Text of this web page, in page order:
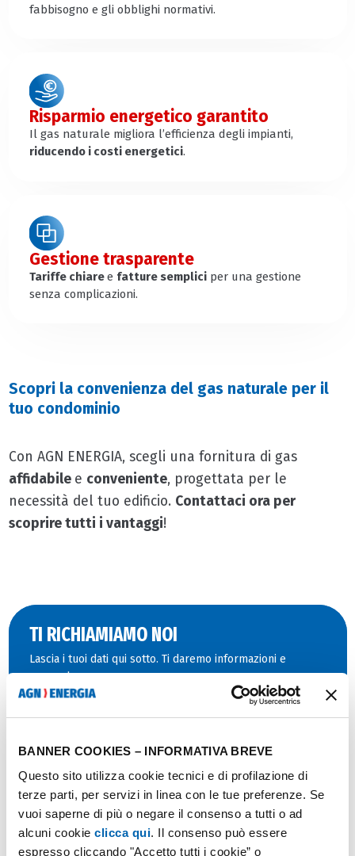
BANNER COOKIES – INFORMATIVA BREVE
Questo sito utilizza cookie tecnici e di profilazione di
terze parti, per servizi in linea con le tue preferenze. Se
vuoi saperne di più o negare il consenso a tutti o ad
alcuni cookie clicca qui. Il consenso può essere
espresso cliccando "Accetto tutti i cookie” o
fabbisogno e gli obblighi normativi.
Risparmio energetico garantito
Il gas naturale migliora l’efficienza degli impianti,
riducendo i costi energetici.
Gestione trasparente
Tariffe chiaree fatture sempliciper una gestione
senza complicazioni.
Scopri la convenienza del gas naturale per il
tuo condominio
Con AGN ENERGIA, scegli una fornitura di gas
affidabile e conveniente, progettata per le
necessità del tuo edificio. Contattaci ora per
scoprire tutti i vantaggi!
TI RICHIAMIAMO NOI
Lascia i tuoi dati qui sotto. Ti daremo informazioni e
supporto.
Cognome
Provincia
Comune